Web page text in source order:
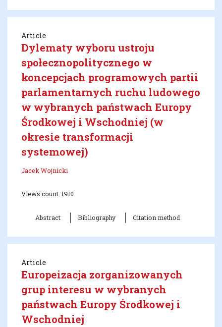
Article
Dylematy wyboru ustroju
społecznopolitycznego w
koncepcjach programowych partii
parlamentarnych ruchu ludowego
w wybranych państwach Europy
Środkowej i Wschodniej (w
okresie transformacji
systemowej)
Jacek Wojnicki
Views count: 1910
Abstract Bibliography Citation method
Article
Europeizacja zorganizowanych
grup interesu w wybranych
państwach Europy Środkowej i
Wschodniej